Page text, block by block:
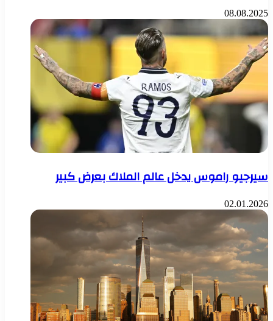
08.08.2025
سيرجيو راموس يدخل عالم الملاك بعرض كبير
02.01.2026